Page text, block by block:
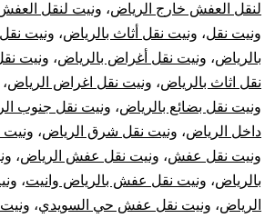
لنقل العفش خارج الرياض، ونيت لنقل
ونيت نقل، ونيت نقل أثاث بالرياض، ونيت نقل
بالرياض، ونيت نقل أغراض بالرياض، ونيت
نقل اثاث بالرياض، ونيت نقل اغراض الرياض،
ونيت نقل بضائع بالرياض، ونيت نقل جنوب
داخل الرياض، ونيت نقل شرق الرياض،
ونيت نقل عفش، ونيت نقل عفش الرياض،
بالرياض، ونيت نقل عفش بالرياض وانيت،
الرياض، ونيت نقل عفش حي السويدي،